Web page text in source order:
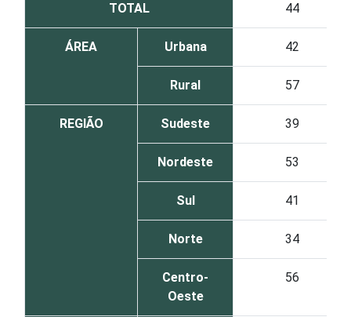
TOTAL 44
ÁREA Urbana 42
Rural 57
REGIÃO Sudeste 39
Nordeste 53
Sul 41
Norte 34
Centro-
Oeste
56